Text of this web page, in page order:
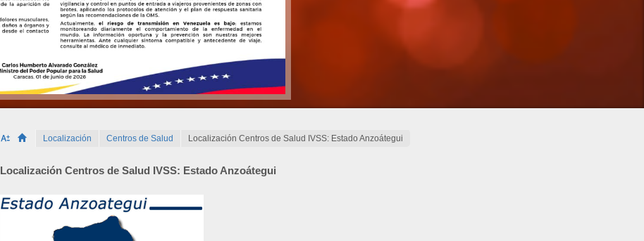
Localización Centros de Salud Localización Centros de Salud IVSS: Estado Anzoátegui
Localización Centros de Salud IVSS: Estado Anzoátegui